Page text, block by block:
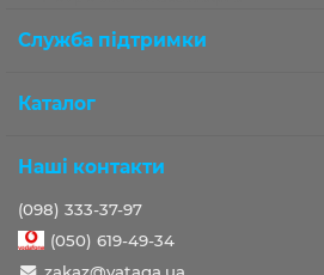
Служба підтримки
Каталог
Наші контакти
(098) 333-37-97
(050) 619-49-34